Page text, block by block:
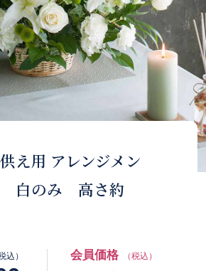
え用 アレンジメン
白のみ 高さ約
込） 会員価格 （税込）